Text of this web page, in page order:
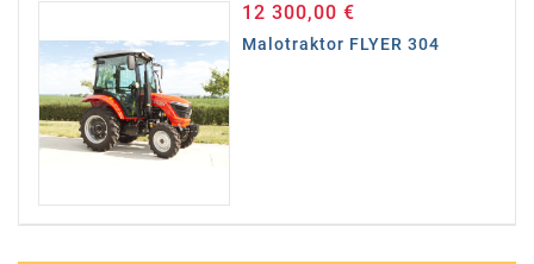
12 300,00 €Cena
Malotraktor FLYER 304